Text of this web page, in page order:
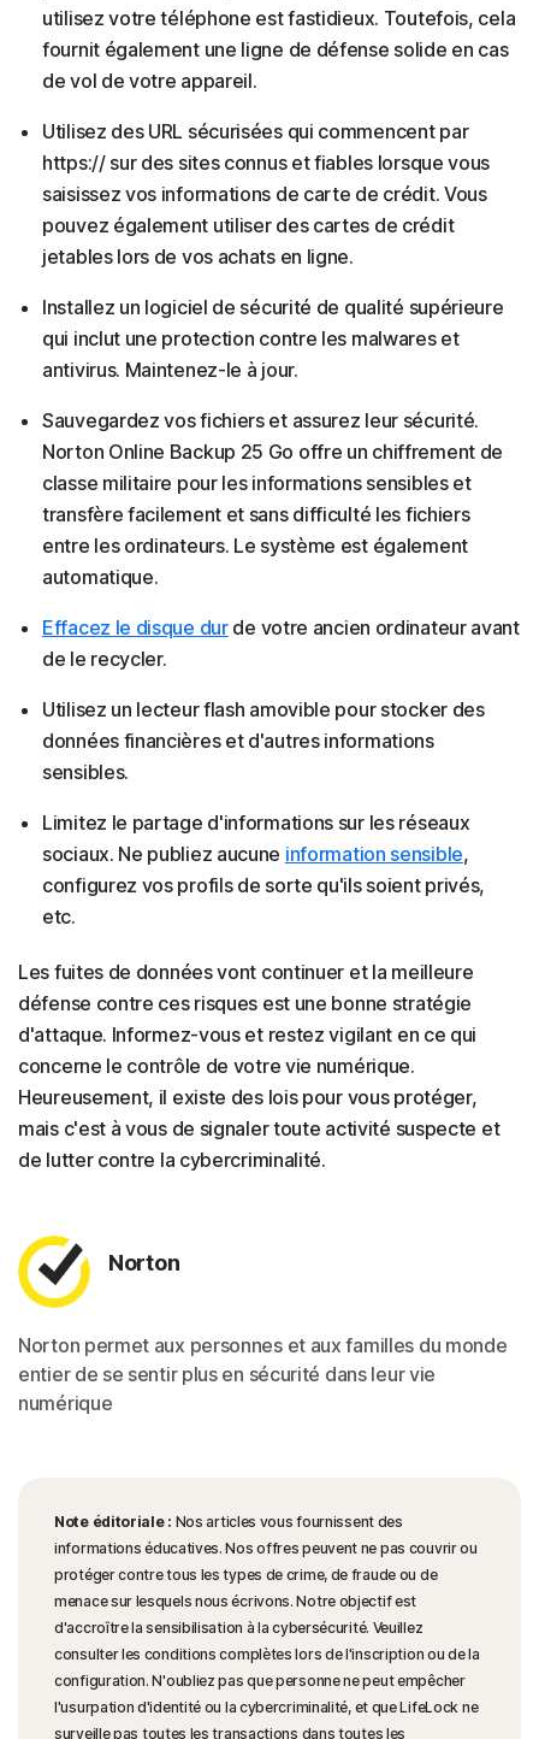
utilisez votre téléphone est fastidieux. Toutefois, cela
fournit également une ligne de défense solide en cas
de vol de votre appareil.
Utilisez des URL sécurisées qui commencent par
https:// sur des sites connus et fiables lorsque vous
saisissez vos informations de carte de crédit. Vous
pouvez également utiliser des cartes de crédit
jetables lors de vos achats en ligne.
Installez un logiciel de sécurité de qualité supérieure
qui inclut une protection contre les malwares et
antivirus. Maintenez-le à jour.
Sauvegardez vos fichiers et assurez leur sécurité.
Norton Online Backup 25 Go offre un chiffrement de
classe militaire pour les informations sensibles et
transfère facilement et sans difficulté les fichiers
entre les ordinateurs. Le système est également
automatique.
Effacez le disque durde votre ancien ordinateur avant
de le recycler.
Utilisez un lecteur flash amovible pour stocker des
données financières et d'autres informations
sensibles.
Limitez le partage d'informations sur les réseaux
sociaux. Ne publiez aucune information sensible,
configurez vos profils de sorte qu'ils soient privés,
etc.
Les fuites de données vont continuer et la meilleure
défense contre ces risques est une bonne stratégie
d'attaque. Informez-vous et restez vigilant en ce qui
concerne le contrôle de votre vie numérique.
Heureusement, il existe des lois pour vous protéger,
mais c'est à vous de signaler toute activité suspecte et
de lutter contre la cybercriminalité.
Norton
Norton permet aux personnes et aux familles du monde
entier de se sentir plus en sécurité dans leur vie
numérique
Note éditoriale : Nos articles vous fournissent des
informations éducatives. Nos offres peuvent ne pas couvrir ou
protéger contre tous les types de crime, de fraude ou de
menace sur lesquels nous écrivons. Notre objectif est
d'accroître la sensibilisation à la cybersécurité. Veuillez
consulter les conditions complètes lors de l'inscription ou de la
configuration. N'oubliez pas que personne ne peut empêcher
l'usurpation d'identité ou la cybercriminalité, et que LifeLock ne
surveille pas toutes les transactions dans toutes les